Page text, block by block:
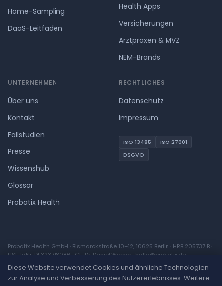
Home-Sampling
DaaS-Leitfaden
Health Apps
Versicherungen
Arztpraxen & MVZ
NEM-Brands
UNTERNEHMEN
Über uns
Kontakt
Fallstudien
Presse
Wissenshub
Glossar
Probatix Health
RECHTLICHES
Datenschutz
Impressum
ISO 13485
ISO 27001
DSGVO
Probatix Health GmbH · Bismarckstraße 10–12, 10625 Berlin · HRB 205737 B ·
USt-IdNr. DE323718086 · GF: Dr. Daniel Werner ·hallo@probatix.de
Diese Website verwendet Cookies und ähnliche Technologien
zur Analyse und Verbesserung des Nutzererlebnisses. Weitere